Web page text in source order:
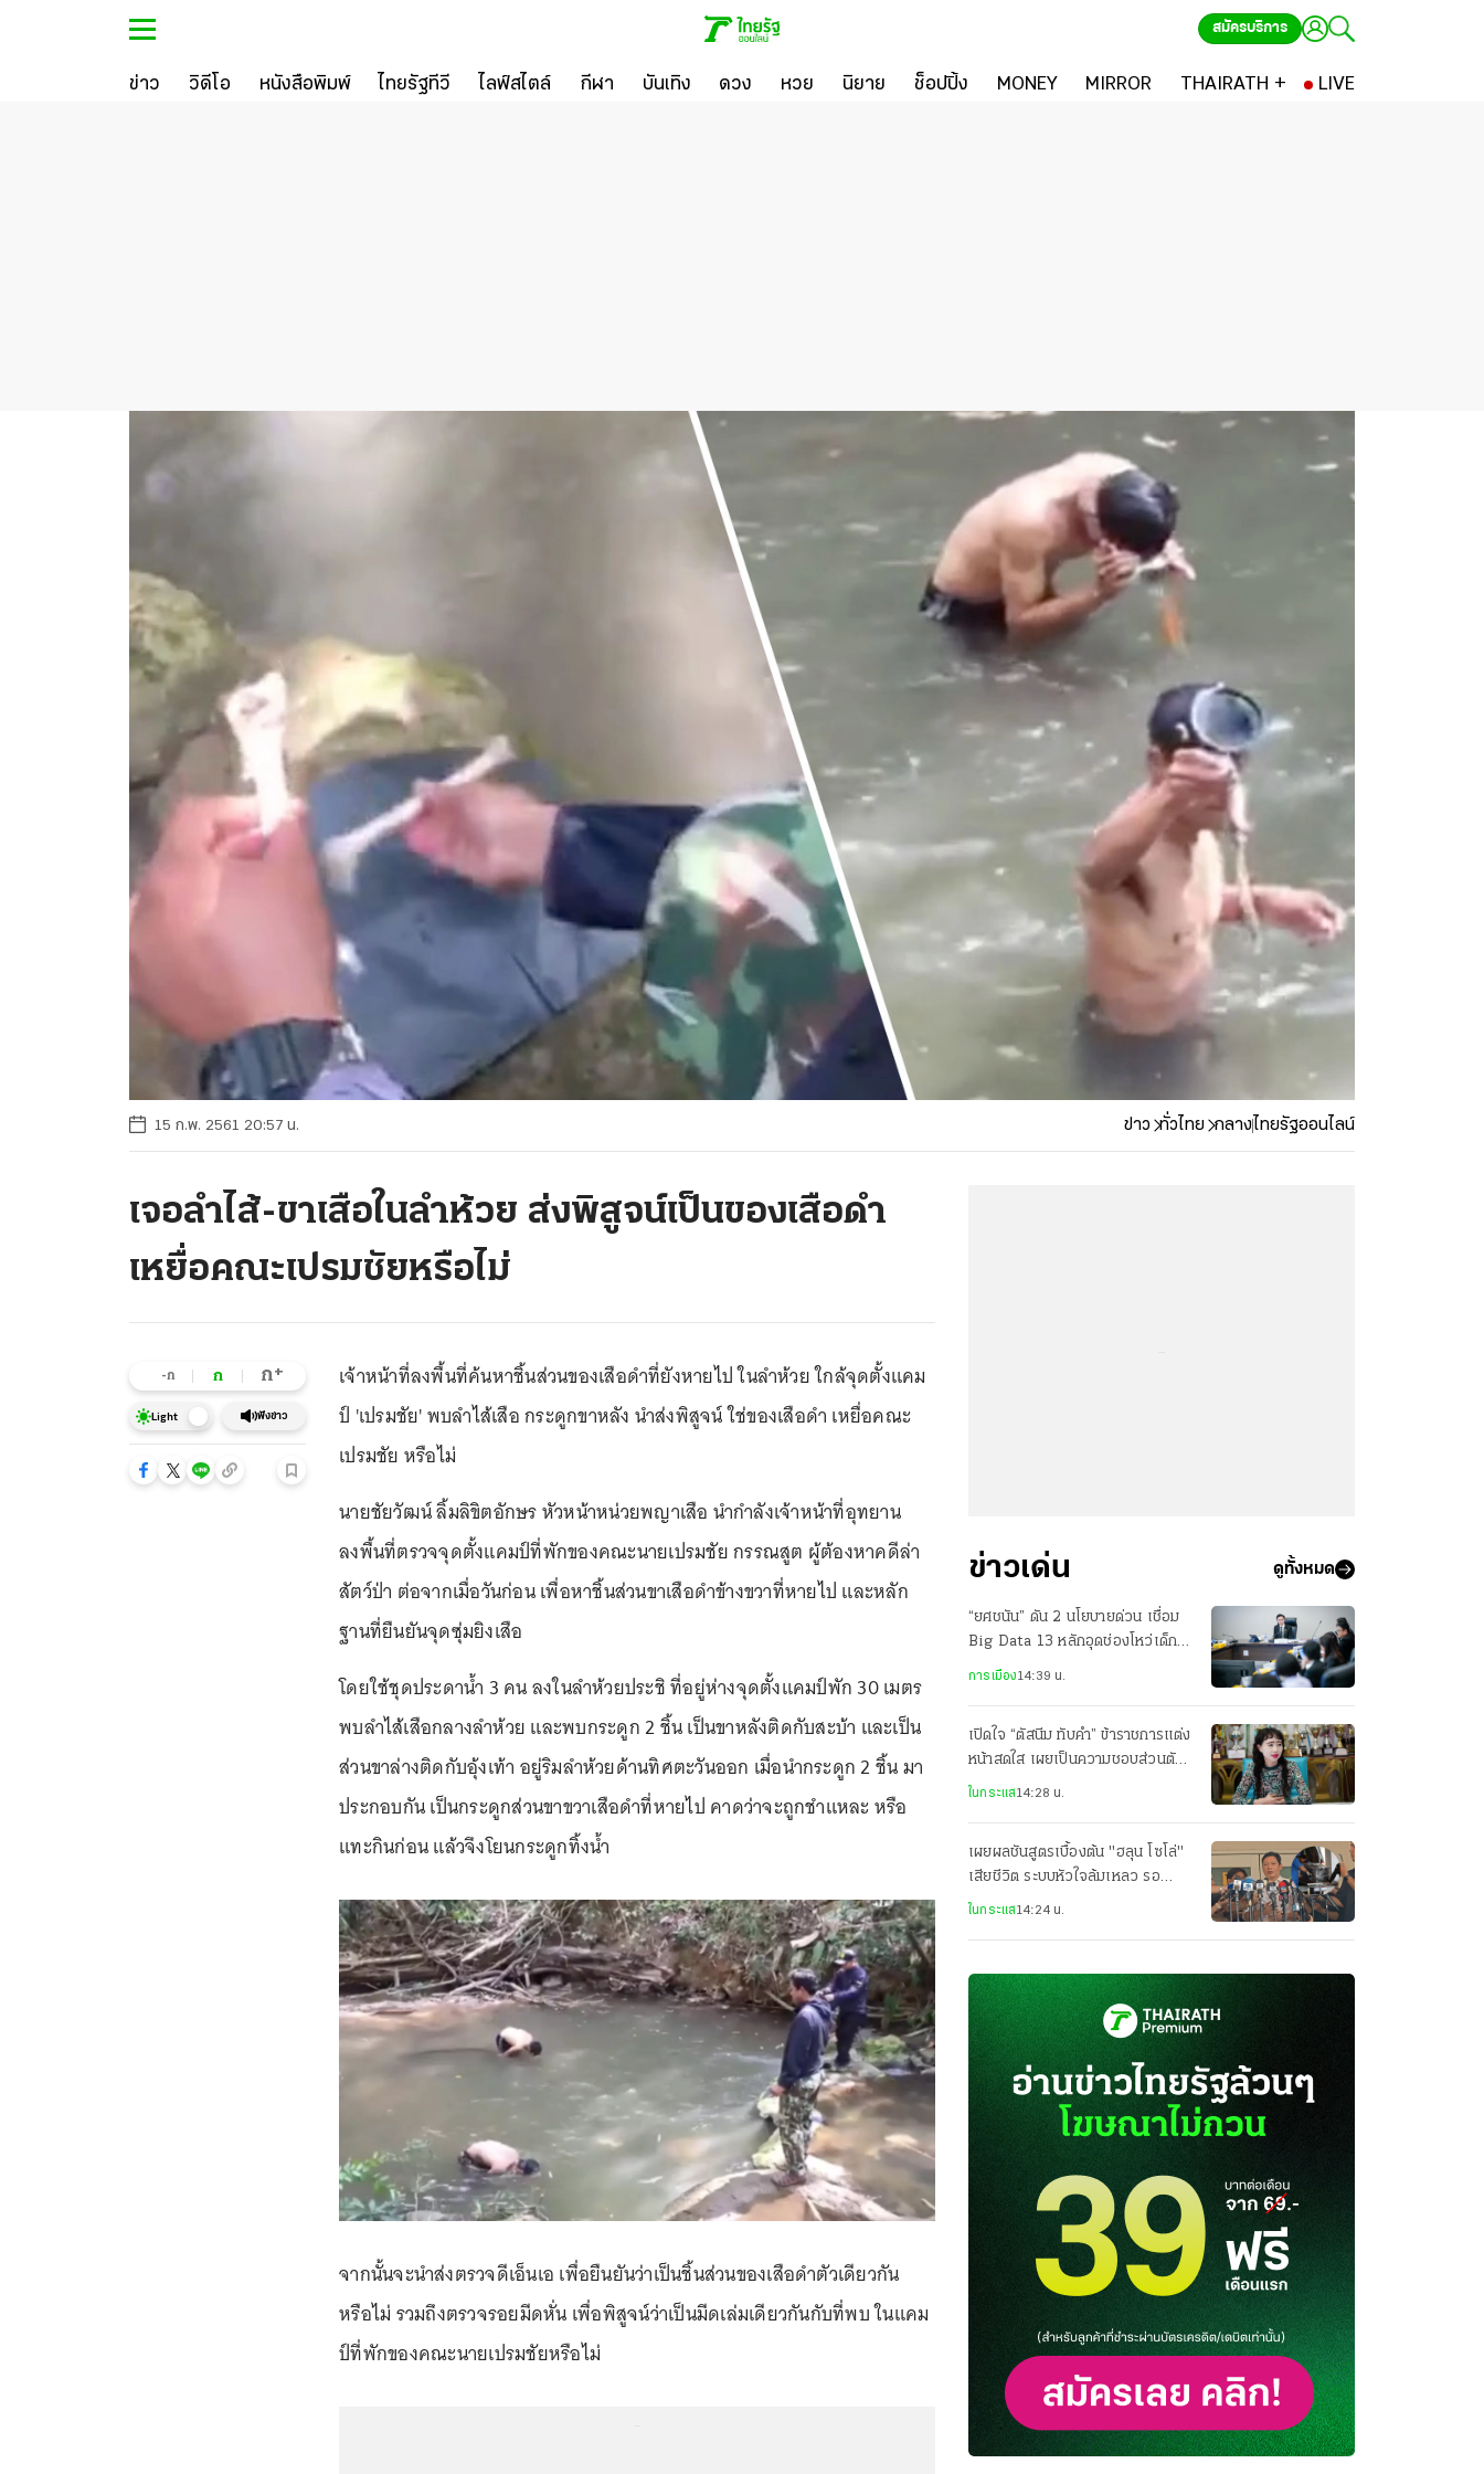
สมัครบริการ
ข่าว วิดีโอ หนังสือพิมพ์ ไทยรัฐทีวี ไลฟ์สไตล์ กีฬา บันเทิง ดวง หวย นิยาย ช็อปปิ้ง MONEY MIRROR THAIRATH + LIVE
15 ก.พ. 2561 20:57 น. ข่าว ทั่วไทย กลางไทยรัฐออนไลน์
เจอลำไส้-ขาเสือในลำห้วย ส่งพิสูจน์เป็นของเสือดำ
เหยื่อคณะเปรมชัยหรือไม่
-ก ก ก+
Light ฟังข่าว
เจ้าหน้าที่ลงพื้นที่ค้นหาชิ้นส่วนของเสือดำที่ยังหายไป ในลำห้วย ใกล้จุดตั้งแคม
ป์ 'เปรมชัย' พบลำไส้เสือ กระดูกขาหลัง นำส่งพิสูจน์ ใช่ของเสือดำ เหยื่อคณะ
เปรมชัย หรือไม่
นายชัยวัฒน์ ลิ้มลิขิตอักษร หัวหน้าหน่วยพญาเสือ นำกำลังเจ้าหน้าที่อุทยาน
ลงพื้นที่ตรวจจุดตั้งแคมป์ที่พักของคณะนายเปรมชัย กรรณสูต ผู้ต้องหาคดีล่า
สัตว์ป่า ต่อจากเมื่อวันก่อน เพื่อหาชิ้นส่วนขาเสือดำข้างขวาที่หายไป และหลัก
ฐานที่ยืนยันจุดซุ่มยิงเสือ
โดยใช้ชุดประดาน้ำ 3 คน ลงในลำห้วยประชิ ที่อยู่ห่างจุดตั้งแคมป์พัก 30 เมตร
พบลำไส้เสือกลางลำห้วย และพบกระดูก 2 ชิ้น เป็นขาหลังติดกับสะบ้า และเป็น
ส่วนขาล่างติดกับอุ้งเท้า อยู่ริมลำห้วยด้านทิศตะวันออก เมื่อนำกระดูก 2 ชิ้น มา
ประกอบกัน เป็นกระดูกส่วนขาขวาเสือดำที่หายไป คาดว่าจะถูกชำแหละ หรือ
แทะกินก่อน แล้วจึงโยนกระดูกทิ้งน้ำ
จากนั้นจะนำส่งตรวจดีเอ็นเอ เพื่อยืนยันว่าเป็นชิ้นส่วนของเสือดำตัวเดียวกัน
หรือไม่ รวมถึงตรวจรอยมีดหั่น เพื่อพิสูจน์ว่าเป็นมีดเล่มเดียวกันกับที่พบ ในแคม
ป์ที่พักของคณะนายเปรมชัยหรือไม่
ข่าวเด่น ดูทั้งหมด
“ยศชนัน” ดัน 2 นโยบายด่วน เชื่อม
Big Data 13 หลักอุดช่องโหว่เด็ก
ตกหล่น
การเมือง14:39 น.
เปิดใจ “ตัสนีม ทับคำ” ข้าราชการแต่ง
หน้าสดใส เผยเป็นความชอบส่วนตัว
ขอคนโฟกัสผลงาน
ในกระแส14:28 น.
เผยผลชันสูตรเบื้องต้น "ฮลุน โซโล่"
เสียชีวิต ระบบหัวใจล้มเหลว รอ
ตรวจสารพิษ
ในกระแส14:24 น.